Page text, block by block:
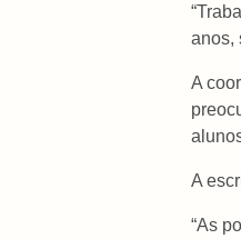
anos,
A
A
“As